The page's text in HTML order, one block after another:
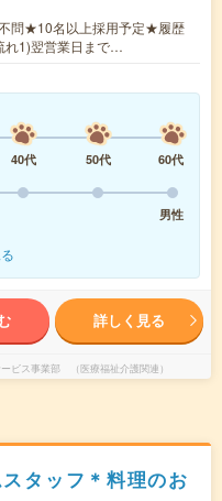
問★10名以上採用予定★履歴
れ1)翌営業日まで…
40代 50代
60代
男性
詳しく見る
ビス事業部 （医療福祉介護関連）
タッフ＊料理のお